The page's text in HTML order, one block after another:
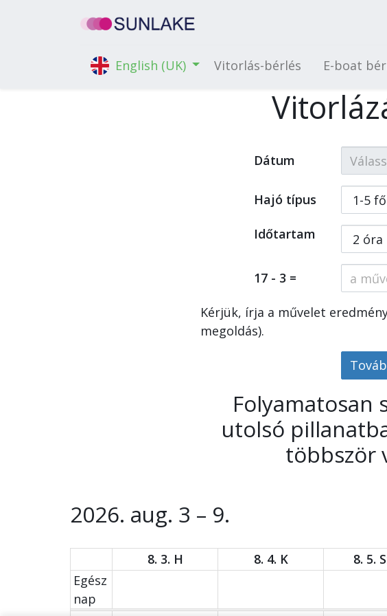
English (UK) Vitorlás-bérlés E-boat
Dátum
Hajó típus
Időtartam
17 - 3 =
Kérjük, írja a művelet
megoldás).
Folyamatosan
utolsó
többször
2026. aug. 3 – 9.
8. 3. H 8. 4. K 8. 5.
Egész
nap